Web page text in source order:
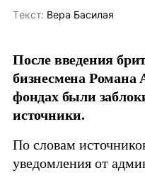
Tекст: Вера Басилая
После введения
бизнесмена
фондах были
источники.
По словам
уведомления от